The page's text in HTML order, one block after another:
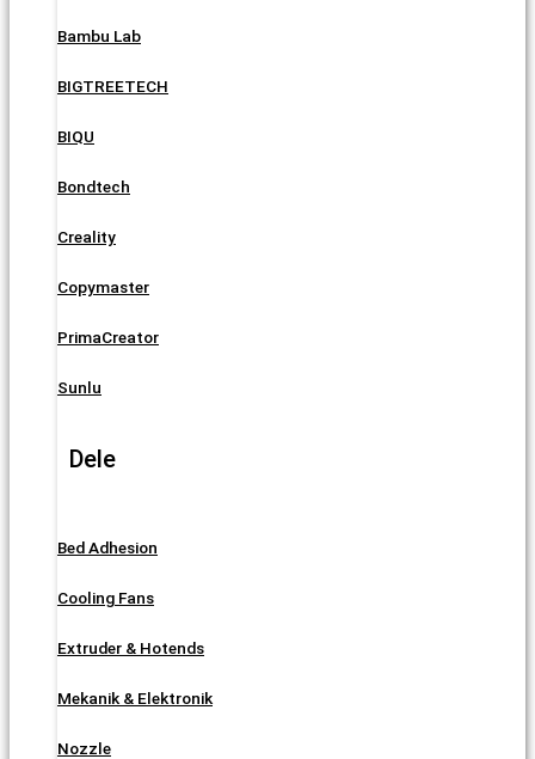
Bambu Lab
BIGTREETECH
BIQU
Bondtech
Creality
Copymaster
PrimaCreator
Sunlu
Dele
Bed Adhesion
Cooling Fans
Extruder & Hotends
Mekanik & Elektronik
Nozzle